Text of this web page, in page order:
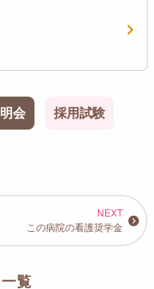
会 採用試験
この病院の看護奨学金
覧